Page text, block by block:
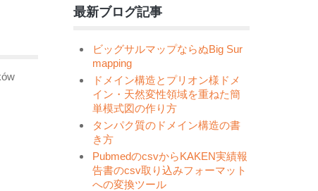
最新ブログ記事
ビッグサルマップならぬBig Sur
mapping
ドメイン構造とプリオン様ドメ
イン・天然変性領域を重ねた簡
単模式図の作り方
タンパク質のドメイン構造の書
き方
PubmedのcsvからKAKEN実績報
告書のcsv取り込みフォーマット
への変換ツール